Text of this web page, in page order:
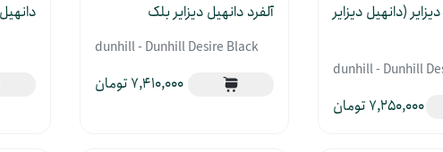
(دانهیل دیزایر
dunhill - Dunhill
7,250,000
آلفرد دانهیل دیزایر بلک
dunhill - Dunhill Desire Black
7,410,000